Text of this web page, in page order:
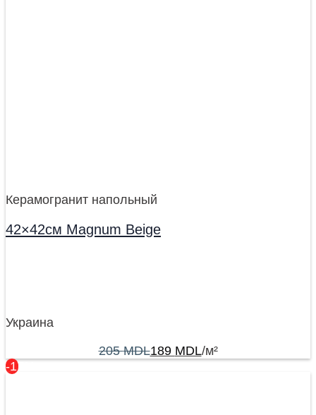
Керамогранит напольный
42×42см Magnum Beige
Украина
205MDL189 MDL/м²
-17%